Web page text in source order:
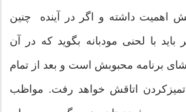
اهمیت داشته و اگر در آینده ‌ چنین
باید با لحنی مودبانه بگوید که در آن
برنامه محبوبش است و بعد از تمام
اتاقش خواهد رفت. مواظب